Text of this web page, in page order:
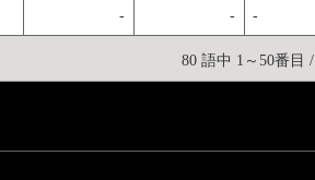
- - -
80 語中 1～50番目 /